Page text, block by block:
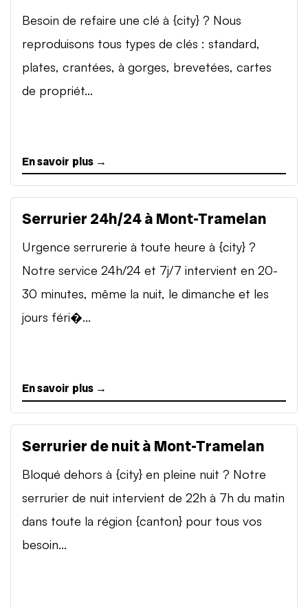
Besoin de refaire une clé à {city} ? Nous
reproduisons tous types de clés : standard,
plates, crantées, à gorges, brevetées, cartes
de propriét...
En savoir plus →
Serrurier 24h/24 à Mont-Tramelan
Urgence serrurerie à toute heure à {city} ?
Notre service 24h/24 et 7j/7 intervient en 20-
30 minutes, même la nuit, le dimanche et les
jours féri�...
En savoir plus →
Serrurier de nuit à Mont-Tramelan
Bloqué dehors à {city} en pleine nuit ? Notre
serrurier de nuit intervient de 22h à 7h du matin
dans toute la région {canton} pour tous vos
besoin...